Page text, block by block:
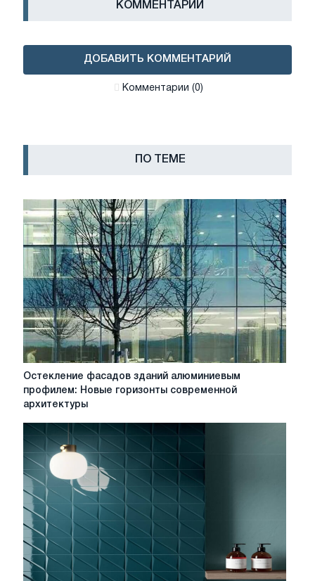
КОММЕНТАРИИ
ДОБАВИТЬ КОММЕНТАРИЙ
Комментарии (0)
ПО ТЕМЕ
Остекление
фасадов
профилем:
Новые
горизонты
современной
архитектуры
Остекление фасадов зданий алюминиевым
профилем: Новые горизонты современной
архитектуры